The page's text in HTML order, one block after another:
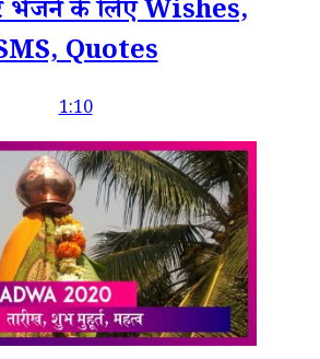
भेजने के लिए Wishes,
Quotes
1:10